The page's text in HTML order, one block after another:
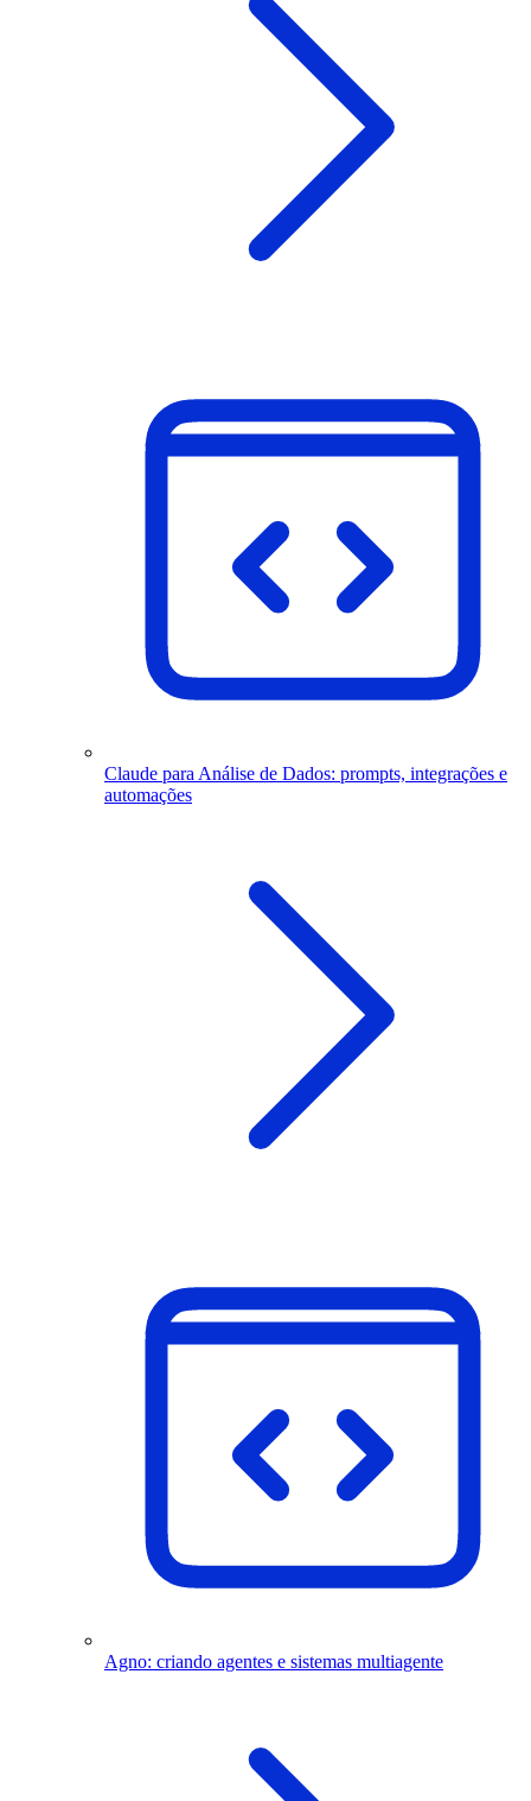
Claude para Análise de Dados: prompts, integrações e
automações
Agno: criando agentes e sistemas multiagente